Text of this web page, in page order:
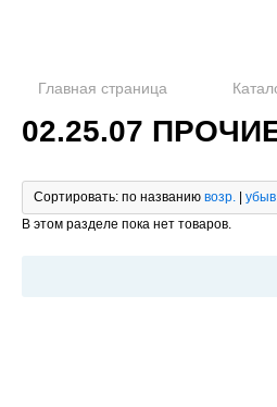
Главная страница
02.25.07
Сортировать: по названию возр. | убыв.
В этом разделе пока нет товаров.